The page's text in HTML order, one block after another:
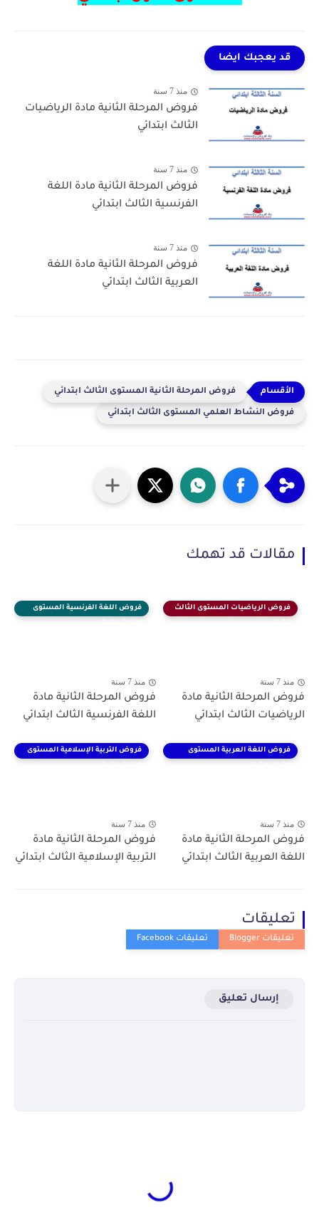
قد يعجبك ايضا
منذ 7 سنة
فروض المرحلة الثانية مادة الرياضيات
الثالث ابتدائي
منذ 7 سنة
فروض المرحلة الثانية مادة اللغة
الفرنسية الثالث ابتدائي
منذ 7 سنة
فروض المرحلة الثانية مادة اللغة
العربية الثالث ابتدائي
فروض المرحلة الثانية المستوى الثالث ابتدائي
فروض النشاط العلمي المستوى الثالث ابتدائي
مقالات قد تهمك
فروض الرياضيات المستوى الثالث
منذ 7 سنة
فروض المرحلة الثانية مادة
الرياضيات الثالث ابتدائي
فروض اللغة الفرنسية المستوى
منذ 7 سنة
فروض المرحلة الثانية مادة
اللغة الفرنسية الثالث ابتدائي
فروض اللغة العربية المستوى
منذ 7 سنة
فروض المرحلة الثانية مادة
اللغة العربية الثالث ابتدائي
فروض التربية الإسلامية المستوى
منذ 7 سنة
فروض المرحلة الثانية مادة
التربية الإسلامية الثالث ابتدائي
تعليقات
إرسال تعليق